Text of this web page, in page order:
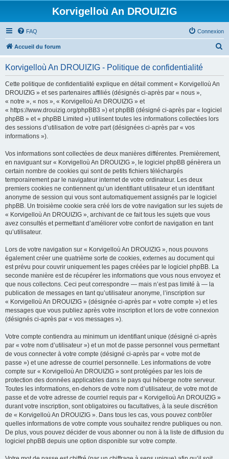
Korvigelloù An DROUIZIG
FAQ Connexion
Accueil du forum
Korvigelloù An DROUIZIG - Politique de confidentialité
Cette politique de confidentialité explique en détail comment « Korvigelloù An
DROUIZIG » et ses partenaires affiliés (désignés ci-après par « nous »,
« notre », « nos », « Korvigelloù An DROUIZIG » et
« https://www.drouizig.org/phpBB3 ») et phpBB (désigné ci-après par « logiciel
phpBB » et « phpBB Limited ») utilisent toutes les informations collectées lors
des sessions d’utilisation de votre part (désignées ci-après par « vos
informations »).
Vos informations sont collectées de deux manières différentes. Premièrement,
en naviguant sur « Korvigelloù An DROUIZIG », le logiciel phpBB génèrera un
certain nombre de cookies qui sont de petits fichiers téléchargés
temporairement par le navigateur internet de votre ordinateur. Les deux
premiers cookies ne contiennent qu’un identifiant utilisateur et un identifiant
anonyme de session qui vous sont automatiquement assignés par le logiciel
phpBB. Un troisième cookie sera créé lors de votre navigation sur les sujets de
« Korvigelloù An DROUIZIG », archivant de ce fait tous les sujets que vous
avez consultés et permettant d’améliorer votre confort de navigation en tant
qu’utilisateur.
Lors de votre navigation sur « Korvigelloù An DROUIZIG », nous pouvons
également créer une quatrième sorte de cookies, externes au document qui
est prévu pour couvrir uniquement les pages créées par le logiciel phpBB. La
seconde manière est de récupérer les informations que vous nous envoyez et
que nous collectons. Ceci peut correspondre — mais n’est pas limité à — la
publication de messages en tant qu’utilisateur anonyme, l’inscription sur
« Korvigelloù An DROUIZIG » (désignée ci-après par « votre compte ») et les
messages que vous publiez après votre inscription et lors de votre connexion
(désignés ci-après par « vos messages »).
Votre compte contiendra au minimum un identifiant unique (désigné ci-après
par « votre nom d’utilisateur ») et un mot de passe personnel vous permettant
de vous connecter à votre compte (désigné ci-après par « votre mot de
passe ») et une adresse de courriel personnelle. Les informations de votre
compte sur « Korvigelloù An DROUIZIG » sont protégées par les lois de
protection des données applicables dans le pays qui héberge notre serveur.
Toutes les informations, en-dehors de votre nom d’utilisateur, de votre mot de
passe et de votre adresse de courriel requis par « Korvigelloù An DROUIZIG »
durant votre inscription, sont obligatoires ou facultatives, à la seule discrétion
de « Korvigelloù An DROUIZIG ». Dans tous les cas, vous pouvez contrôler
quelles informations de votre compte vous souhaitez rendre publiques ou non.
De plus, vous pouvez décider de vous abonner ou non à la liste de diffusion du
logiciel phpBB depuis une option disponible sur votre compte.